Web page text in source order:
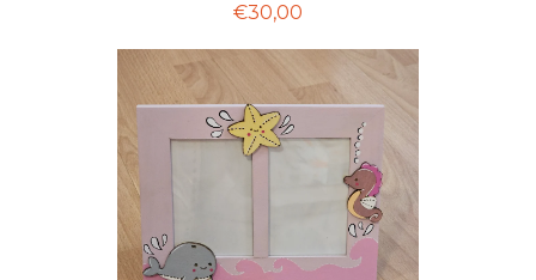
€30,00